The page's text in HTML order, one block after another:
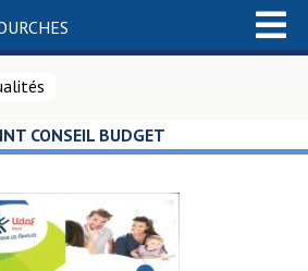
CONSEIL BUDGET